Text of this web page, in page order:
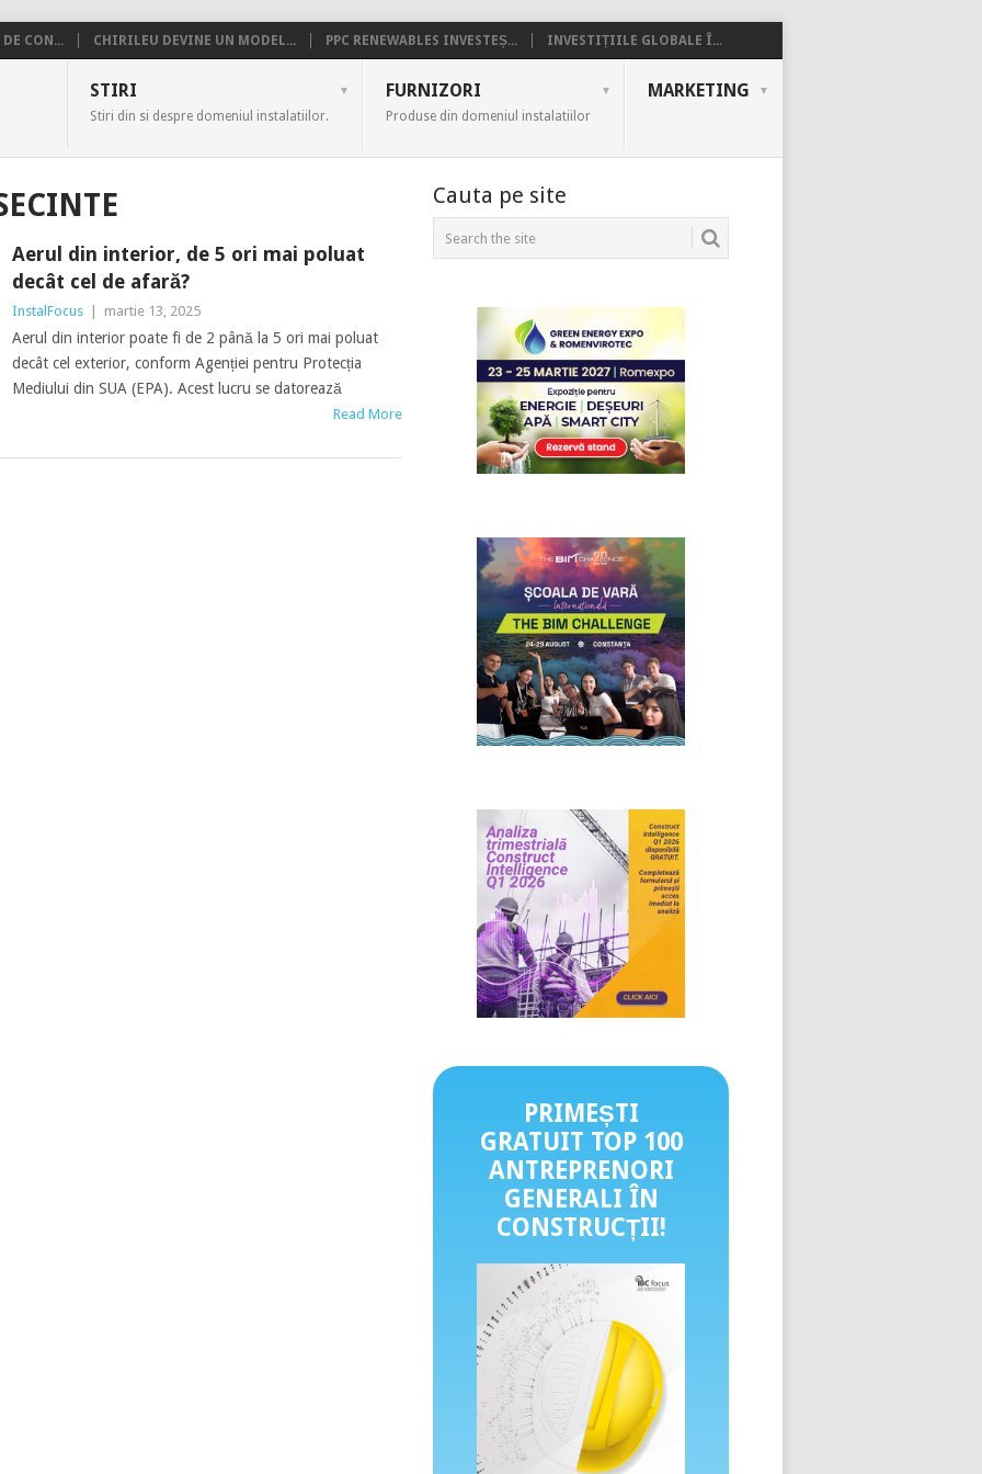
CON... CHIRILEU DEVINE UN MODEL... PPC RENEWABLES INVESTEȘ... INVESTIȚIILE GLOBALE Î...
STIRI
Stiri din si despre domeniul instalatiilor.
FURNIZORI
Produse din domeniul instalatiilor
MARKETING
Aerul din interior, de 5 ori mai poluat
decât cel de afară?
InstalFocus martie 13, 2025
Aerul din interior poate fi de 2 până la 5 ori mai poluat
decât cel exterior, conform Agenției pentru Protecția
Mediului din SUA (EPA). Acest lucru se datorează
Read More
Cauta pe site
PRIMEȘTI
GRATUIT TOP 100
ANTREPRENORI
GENERALI ÎN
CONSTRUCȚII!